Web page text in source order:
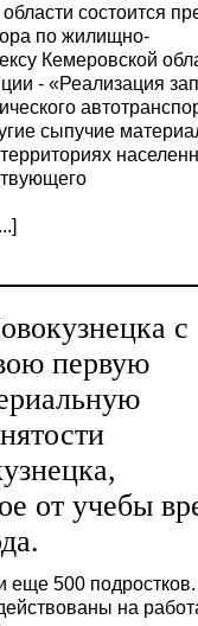
состоится
по жилищно-
Кемеровской
- «Реализация
сыпучие
с
первую
от учебы
еще 500
на